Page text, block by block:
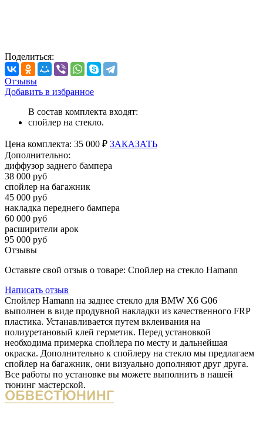
Поделиться:
Отзывы
Добавить в избранное
В состав комплекта входят:
спойлер на стекло.
Цена комплекта: 35 000 ₽ ЗАКАЗАТЬ
Дополнительно:
диффузор заднего бампера
38 000 руб
спойлер на багажник
45 000 руб
накладка переднего бампера
60 000 руб
расширители арок
95 000 руб
Отзывы
Оставьте свой отзыв о товаре: Спойлер на стекло Hamann
Написать отзыв
Спойлер Hamann на заднее стекло для BMW X6 G06
выполнен в виде продувной накладки из качественного FRP
пластика. Устанавливается путем вклеивания на
полиуретановый клей герметик. Перед установкой
необходима примерка спойлера по месту и дальнейшая
окраска. Дополнительно к спойлеру на стекло мы предлагаем
спойлер на багажник, они визуально дополняют друг друга.
Все работы по установке вы можете выполнить в нашей
тюнинг мастерской.